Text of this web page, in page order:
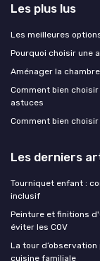
Les plus lus
Les meilleures
Pourquoi choisir une
Aménager la
Comment bien
astuces
Comment bien
Les derniers
Tourniquet enfant :
inclusif
Peinture et finitions
éviter les COV
La tour
cuisine familiale